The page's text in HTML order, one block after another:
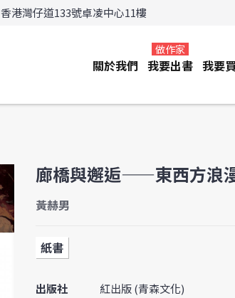
香港灣仔道133號卓凌中心11樓
關於我們 我要出書
做作家
我要
廊橋與邂逅——東西方浪
黃赫男
紙書
出版社
紅出版 (青森文化)